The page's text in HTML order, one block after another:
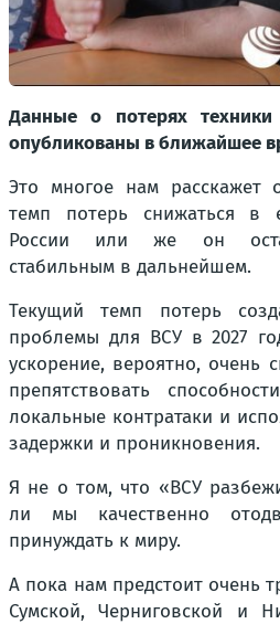
Данные о потерях
опубликованы в ближайшее
Это многое нам расскажет
темп потерь снижаться
России или же он
стабильным в дальнейшем.
Текущий темп потерь
проблемы для ВСУ в 2027
ускорение, вероятно, очень
препятствовать
локальные контратаки и
задержки и проникновения.
Я не о том, что «ВСУ
ли мы качественно
принуждать к миру.
А пока нам предстоит очень
Сумской, Черниговской и